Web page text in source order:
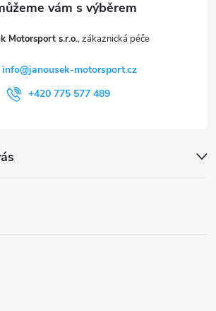
Motorsport s.r.o.
info@janousek-motorsport.cz
+420 775 577 489